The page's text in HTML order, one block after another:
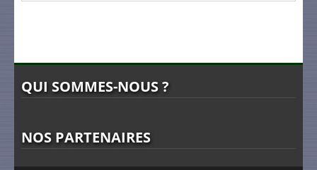
QUI SOMMES-NOUS ?
NOS PARTENAIRES